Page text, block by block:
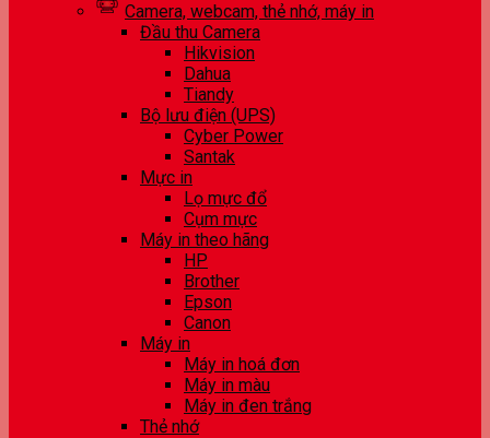
Camera, webcam, thẻ nhớ, máy in
Đầu thu Camera
Hikvision
Dahua
Tiandy
Bộ lưu điện (UPS)
Cyber Power
Santak
Mực in
Lọ mực đổ
Cụm mực
Máy in theo hãng
HP
Brother
Epson
Canon
Máy in
Máy in hoá đơn
Máy in màu
Máy in đen trắng
Thẻ nhớ